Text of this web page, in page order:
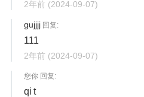
2年前 (2024-09-07)
gujjjj 回复:
111
2年前 (2024-09-07)
您你 回复:
qi t